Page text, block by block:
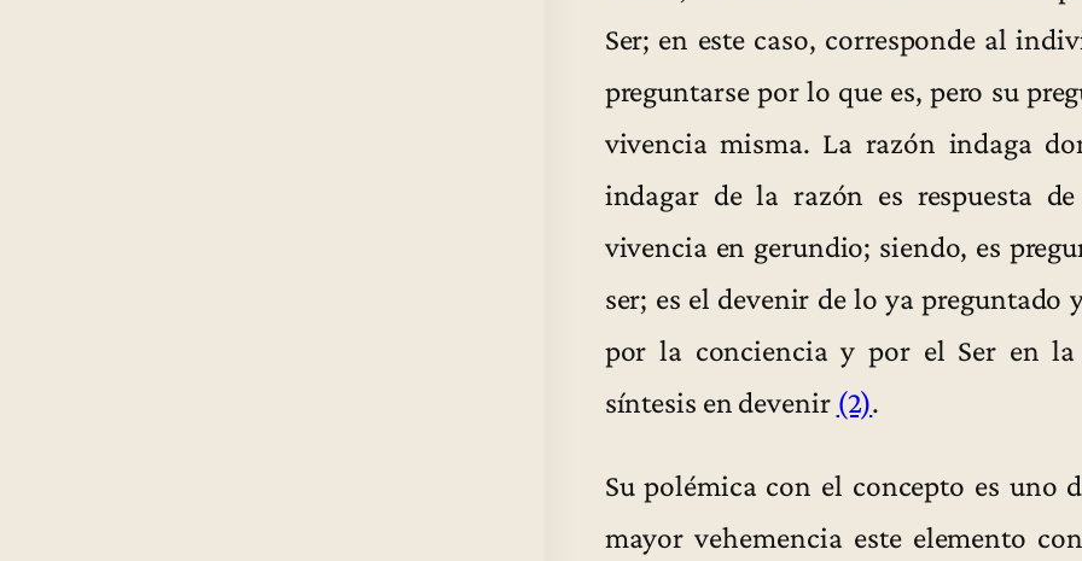
Ser; en este caso, corresponde al
preguntarse por lo que es, pero su
vivencia misma. La razón indaga
indagar de la razón es respuesta
vivencia en gerundio; siendo, es
ser; es el devenir de lo ya
por la conciencia y por el Ser en
síntesis en devenir (2).
Su polémica con el concepto es uno
mayor vehemencia este elemento